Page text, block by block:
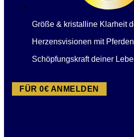
Größe & kristalline Klarheit
Herzensvisionen mit
Schöpfungskraft deiner
FÜR 0€ ANMELDEN